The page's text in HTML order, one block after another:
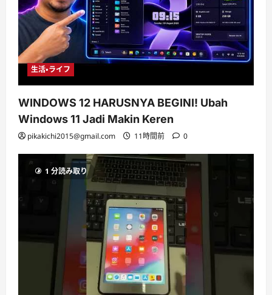
生活・ライフ
WINDOWS 12 HARUSNYA BEGINI! Ubah
Windows 11 Jadi Makin Keren
pikakichi2015@gmail.com 11時間前 0
1 分読み取り